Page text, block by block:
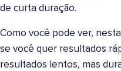
de curta duração.
Como você pode ver,
se você quer resultados
resultados lentos, mas